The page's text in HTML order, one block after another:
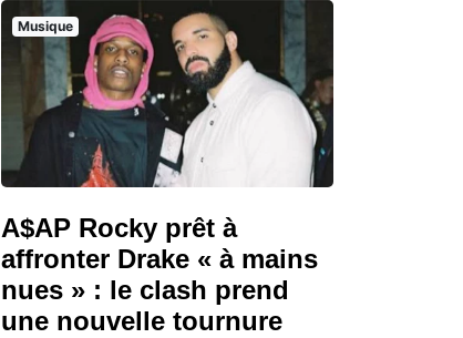
Musique
A$AP Rocky prêt à
affronter Drake « à mains
nues » : le clash prend
une nouvelle tournure